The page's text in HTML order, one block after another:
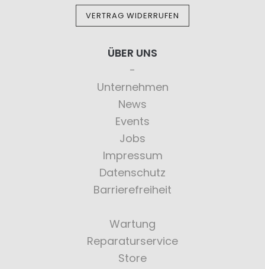
VERTRAG WIDERRUFEN
ÜBER UNS
Unternehmen
News
Events
Jobs
Impressum
Datenschutz
Barrierefreiheit
Wartung
Reparaturservice
Store